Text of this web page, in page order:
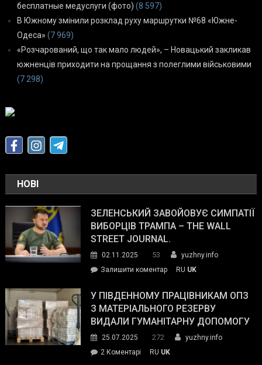
бесплатные медуслуги (фото) (8 597)
В Южному змінили розклад руху маршрутки №68 «Южне-
Одеса» (7 969)
«Розчарований, що так мало людей», – Новацький закликав
южненців приходити на прощання з полеглими військовими
(7 298)
НОВІ
ЗЕЛЕНСЬКИЙ ЗАВОЙОВУЄ СИМПАТІЇ
ВИБОРЦІВ ТРАМПА – THE WALL
STREET JOURNAL.
02.11.2025 53
yuzhny.info
Залишити коментарon
завойовує
симпатії
виборців
The
RU UK
У ПІВДЕННОМУ ПРАЦІВНИКАМ ОПЗ
З МАТЕРІАЛЬНОГО РЕЗЕРВУ
ВИДАЛИ ГУМАНІТАРНУ ДОПОМОГУ
25.07.2025 272
yuzhny.info
2 Коментарі
RU UK